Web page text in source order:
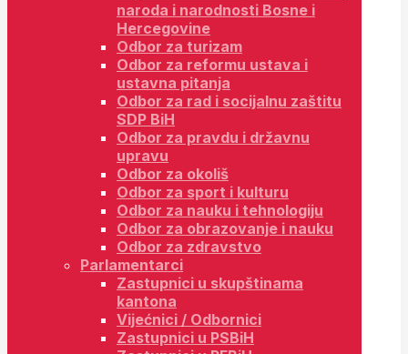
naroda i narodnosti Bosne i
Hercegovine
Odbor za turizam
Odbor za reformu ustava i
ustavna pitanja
Odbor za rad i socijalnu zaštitu
SDP BiH
Odbor za pravdu i državnu
upravu
Odbor za okoliš
Odbor za sport i kulturu
Odbor za nauku i tehnologiju
Odbor za obrazovanje i nauku
Odbor za zdravstvo
Parlamentarci
Zastupnici u skupštinama
kantona
Vijećnici / Odbornici
Zastupnici u PSBiH